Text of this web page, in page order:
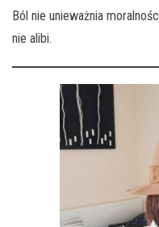
Ból nie unieważnia
nie alibi.